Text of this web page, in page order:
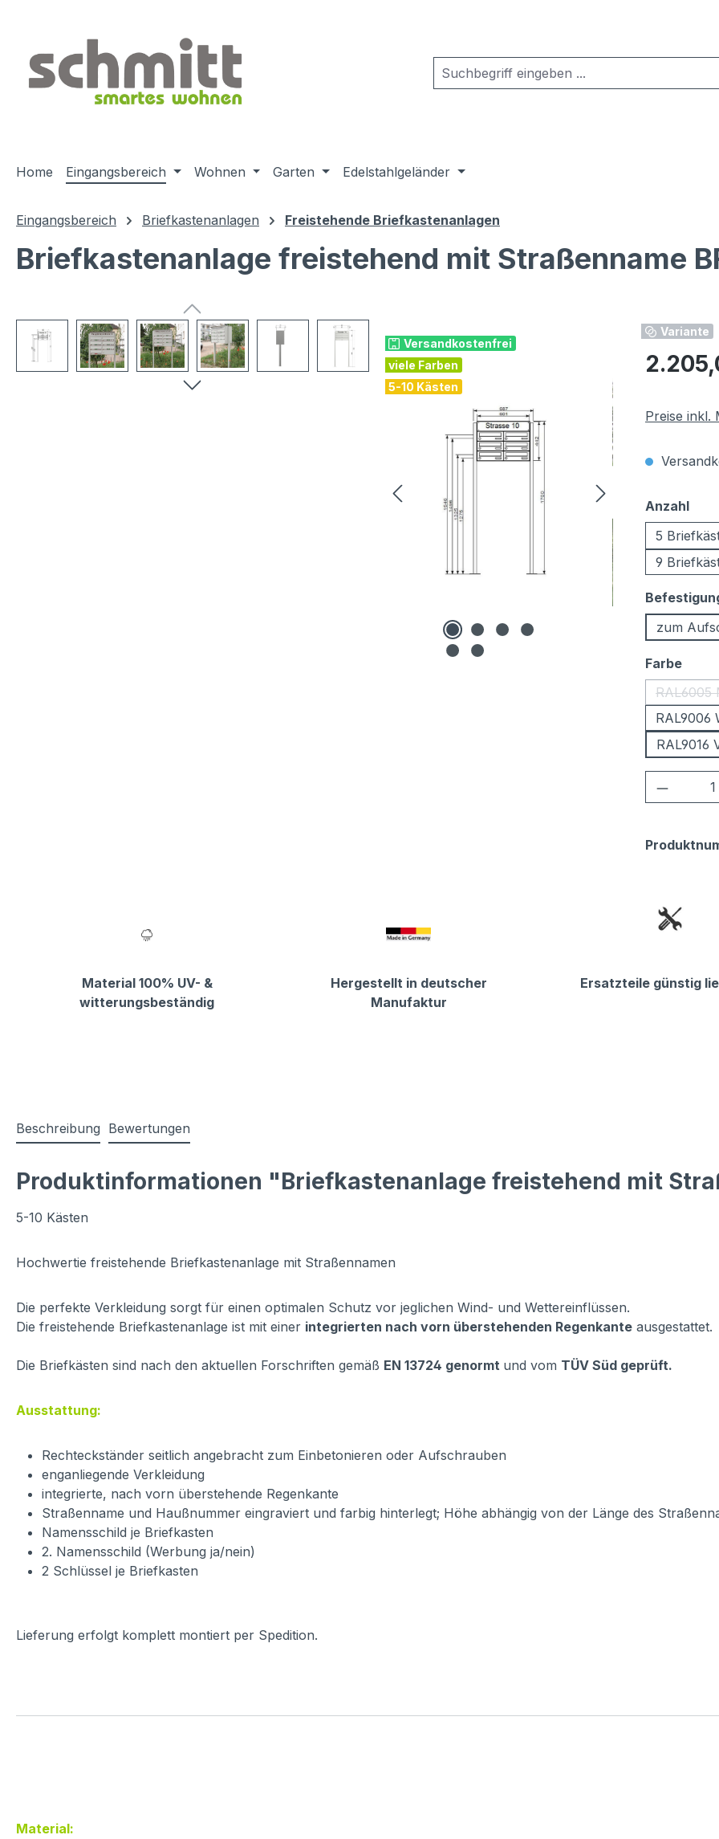
Home Eingangsbereich Wohnen Garten Edelstahlgeländer
Eingangsbereich Briefkastenanlagen Freistehende Briefkastenanlagen
Briefkastenanlage freistehend mit Straßenname
Versandkostenfrei
viele Farben
5-10 Kästen
Variante
Regulärer
Preise inkl.
Anzahl
5
9
zum
Farbe
RAL6005
RAL9006
RAL9016
Material 100% UV- &
witterungsbeständig
Hergestellt in deutscher
Manufaktur
Ersatzteile günstig
Beschreibung Bewertungen
Produktinformationen "Briefkastenanlage freistehend mit
5-10 Kästen
Hochwertie freistehende Briefkastenanlage mit Straßennamen
Die perfekte Verkleidung sorgt für einen optimalen Schutz vor jeglichen Wind- und Wettereinflüssen.
Die freistehende Briefkastenanlage ist mit einer integrierten nach vorn überstehenden Regenkante ausgestattet.
Die Briefkästen sind nach den aktuellen Forschriften gemäß EN 13724 genormt und vom TÜV Süd geprüft.
Ausstattung:
Rechteckständer seitlich angebracht zum Einbetonieren oder Aufschrauben
enganliegende Verkleidung
integrierte, nach vorn überstehende Regenkante
Straßenname und Haußnummer eingraviert und farbig hinterlegt; Höhe abhängig von der Länge des
Namensschild je Briefkasten
2. Namensschild (Werbung ja/nein)
2 Schlüssel je Briefkasten
Lieferung erfolgt komplett montiert per Spedition.
Material: